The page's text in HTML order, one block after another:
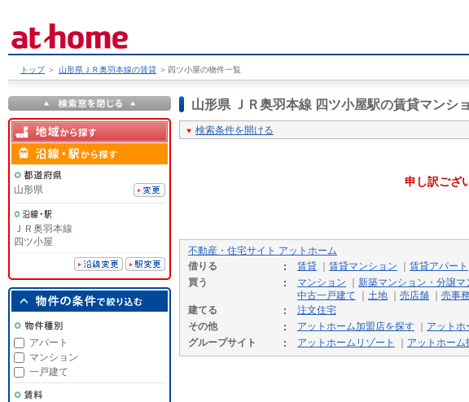
トップ ＞ 山形県ＪＲ奥羽本線の賃貸 ＞ 四ツ小屋の物件一覧
山形県 ＪＲ奥羽本線 四ツ小屋駅の賃貸マンシ
検索条件を開ける
申し訳ござ
不動産・住宅サイト アットホーム
借りる
賃貸 賃貸マンション 賃貸アパート
買う
マンション 新築マンション・分譲マ
中古一戸建て
土地 売店舗 売事
建てる
注文住宅
その他
アットホーム加盟店を探す アットホ
グループサイト
アットホームリゾート アットホーム
山形県
ＪＲ奥羽本線
四ツ小屋
アパート
マンション
一戸建て